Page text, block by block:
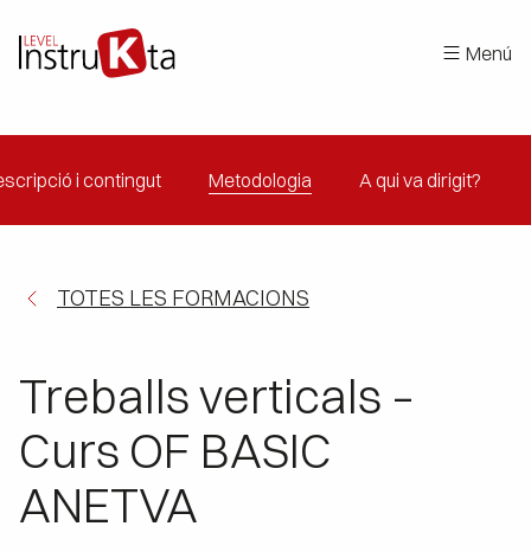
Menú
i contingut Metodologia A qui va dirigit?
TOTES LES FORMACIONS
Treballs verticals –
Curs OF BASIC
ANETVA